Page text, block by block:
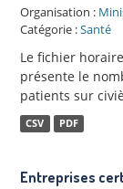
Organisation :
Catégorie :Santé
Le fichier
présente le
patients sur
CSV PDF
Entreprises